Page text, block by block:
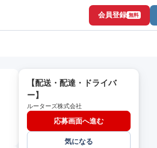
会員登録 無料
【配送・配達・ドライバ
ー】
ルーターズ株式会社
応募画面へ進む
気になる